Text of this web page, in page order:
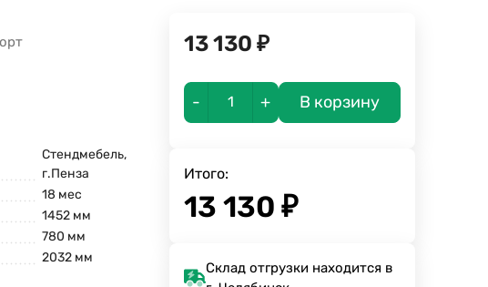
Стендмебель,
г.Пенза
18 мес
1452 мм
780 мм
2032 мм
13 130 ₽
- + В корзину
Итого:
13 130 ₽
Склад отгрузки находится в